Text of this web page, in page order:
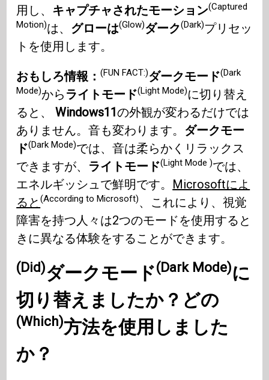
用し、 キャプチャされたモーション(Captured
Motion)は、 グローは(Glow)ダーク(Dark)プリセッ
トを使用します。
おもしろ情報：(FUN FACT:)ダークモード(Dark
Mode)から ライトモード(Light Mode)に切り替え
ると、Windows11の外観が変わるだけでは
ありません。音も変わります。 ダークモー
ド(Dark Mode)では、音は柔らかくリラックス
できますが、 ライトモード(Light Mode )では、
エネルギッシュで鮮明です。 Microsoftによ
ると(According to Microsoft)、これにより、視覚
障害を持つ人々は2つのモードを使用すると
きに異なる体験をすることができます。
(Did)ダークモード(Dark Mode)に
切り替えましたか ？ どの
(Which)方法を使用しました
か？